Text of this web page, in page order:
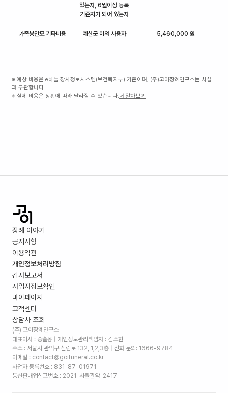
있는자, 6월이상 등록
기준지가 되어 있는자
가족봉안묘 기타비용 예산군 이외 사용자 5,460,000 원
※ 예상 비용은 e하늘 장사정보시스템(보건복지부) 기준이며, (주)고이장례연구소는 시설
과 무관합니다.
※ 실제 비용은 상황에 따라 달라질 수 있습니다.더 알아보기
장례 이야기
공지사항
이용약관
개인정보처리방침
감사보고서
사업자정보확인
마이페이지
고객센터
상담사 조회
(주) 고이장례연구소
대표이사 : 송슬옹 | 개인정보관리책임자 : 김소현
주소 : 서울시 관악구 신림로 132, 1,2,3층 | 전화 문의: 1666-9784
이메일 : contact@goifuneral.co.kr
사업자 등록번호 : 831-87-01971
통신판매업신고번호 : 2021-서울관악-2417